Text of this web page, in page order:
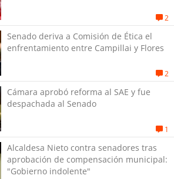
2
Senado deriva a Comisión de Ética el
enfrentamiento entre Campillai y Flores
2
Cámara aprobó reforma al SAE y fue
despachada al Senado
1
Alcaldesa Nieto contra senadores tras
aprobación de compensación municipal:
"Gobierno indolente"